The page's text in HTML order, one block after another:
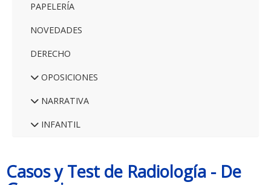
PAPELERÍA
NOVEDADES
DERECHO
OPOSICIONES
NARRATIVA
INFANTIL
Casos y Test de Radiología - De